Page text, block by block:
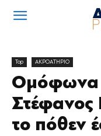
Top ΑΚΡΟΑΤΗΡΙΟ
Ομόφωνα
Στέφανος
το πόθεν